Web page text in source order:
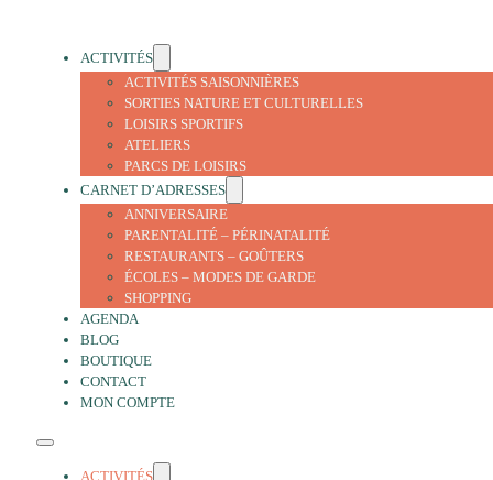
ACTIVITÉS
ACTIVITÉS SAISONNIÈRES
SORTIES NATURE ET CULTURELLES
LOISIRS SPORTIFS
ATELIERS
PARCS DE LOISIRS
CARNET D’ADRESSES
ANNIVERSAIRE
PARENTALITÉ – PÉRINATALITÉ
RESTAURANTS – GOÛTERS
ÉCOLES – MODES DE GARDE
SHOPPING
AGENDA
BLOG
BOUTIQUE
CONTACT
MON COMPTE
ACTIVITÉS